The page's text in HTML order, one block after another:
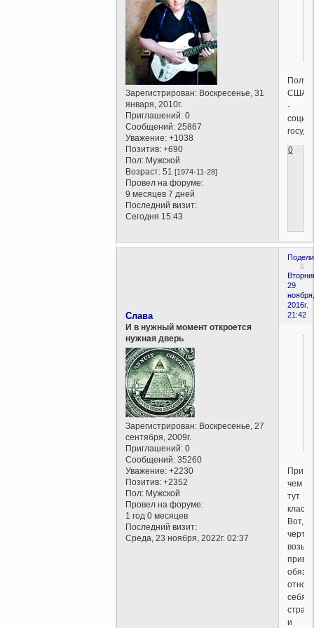
Зарегистрирован: Воскресенье, 31
января, 2010г.
Приглашений: 0
Сообщений: 25867
Уважение: +1038
Позитив: +690
Пол: Мужской
Возраст: 51[1974-11-28]
Провел на форуме:
9 месяцев 7 дней
Последний визит:
Сегодня 15:43
США
-
0
6
29
ноября,
2016г.
21:42
Слава
И в нужный момент откроется
нужная дверь
Зарегистрирован: Воскресенье, 27
сентября, 2009г.
Приглашений: 0
Сообщений: 35260
Уважение: +2230
Позитив: +2352
Пол: Мужской
Провел на форуме:
1 год 0 месяцев
Последний визит:
Среда, 23 ноября, 2022г. 02:37
При
чем
тут
Вот,
черт
себя,
страну
и